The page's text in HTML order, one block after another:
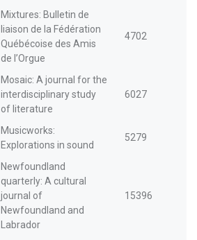
Mixtures: Bulletin de
liaison de la Fédération
Québécoise des Amis
de l’Orgue
4702
Mosaic: A journal for the
interdisciplinary study
of literature
6027
Musicworks:
Explorations in sound
5279
Newfoundland
quarterly: A cultural
journal of
Newfoundland and
Labrador
15396